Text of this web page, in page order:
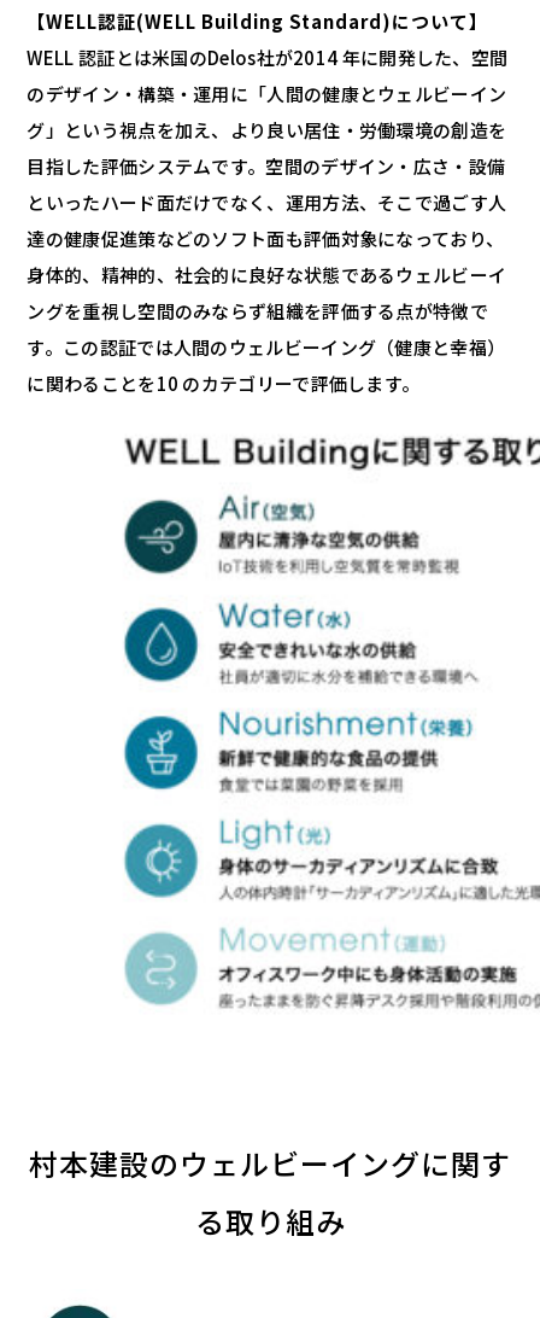
【WELL認証(WELL Building Standard)について】
WELL 認証とは米国のDelos社が2014 年に開発した、空間
のデザイン・構築・運用に「人間の健康とウェルビーイン
グ」という視点を加え、より良い居住・労働環境の創造を
目指した評価システムです。空間のデザイン・広さ・設備
といったハード面だけでなく、運用方法、そこで過ごす人
達の健康促進策などのソフト面も評価対象になっており、
身体的、精神的、社会的に良好な状態であるウェルビーイ
ングを重視し空間のみならず組織を評価する点が特徴で
す。この認証では人間のウェルビーイング（健康と幸福）
に関わることを10 のカテゴリーで評価します。
村本建設のウェルビーイングに関す
る取り組み